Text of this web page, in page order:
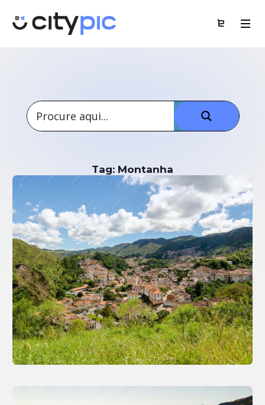
Tag: Montanha